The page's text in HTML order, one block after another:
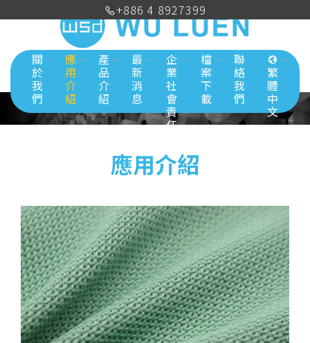
關
於
我
們
應
用
介
紹
產
品
介
紹
最
新
消
息
企
業
社
會
責
任
檔
案
下
載
聯
絡
我
們
繁
體
中
文
應用介紹
+886 4 8927399